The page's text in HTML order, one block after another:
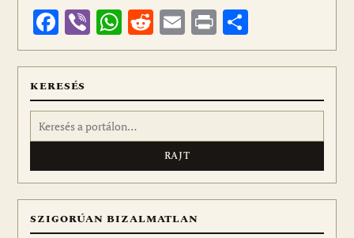
Facebook
ViberWhatsApp
Reddit
Email
Print
meg
KERESÉS
Keresés:
SZIGORÚAN BIZALMATLAN